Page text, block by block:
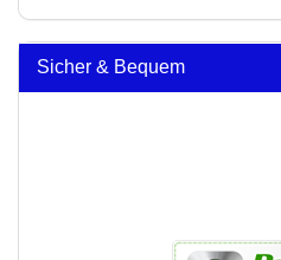
Sicher & Bequem